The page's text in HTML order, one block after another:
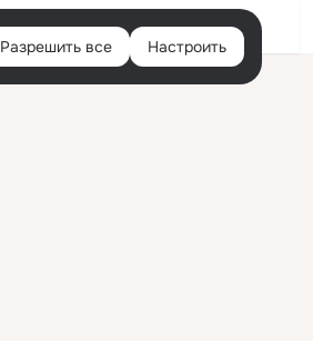
Войти
Разрешить все Настроить